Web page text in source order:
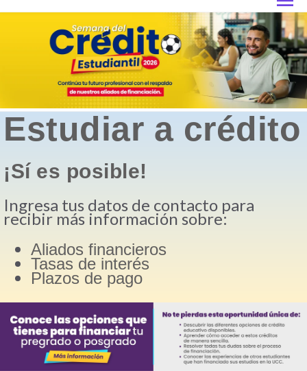
Estudiar a crédito
¡Sí es posible!
Ingresa tus datos de contacto para
recibir más información sobre:
Aliados financieros
Tasas de interés
Plazos de pago